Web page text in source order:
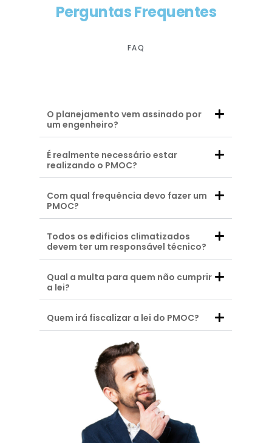
Perguntas Frequentes
FAQ
O planejamento vem assinado por
um engenheiro?
É realmente necessário estar
realizando o PMOC?
Com qual frequência devo fazer um
PMOC?
Todos os edificios climatizados
devem ter um responsável técnico?
Qual a multa para quem não cumprir
a lei?
Quem irá fiscalizar a lei do PMOC?